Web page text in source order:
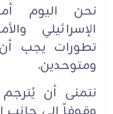
نحن اليوم
الإسرائيلي
تطورات يجب
ومتوحدين.
نتمنى أن